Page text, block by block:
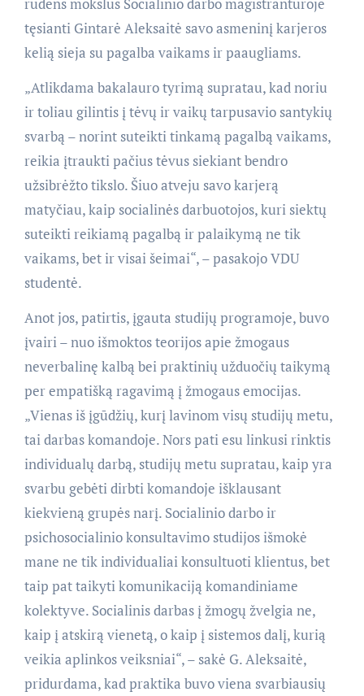
rudens mokslus Socialinio darbo magistrantūroje
tęsianti Gintarė Aleksaitė savo asmeninį karjeros
kelią sieja su pagalba vaikams ir paaugliams.
„Atlikdama bakalauro tyrimą supratau, kad noriu
ir toliau gilintis į tėvų ir vaikų tarpusavio santykių
svarbą – norint suteikti tinkamą pagalbą vaikams,
reikia įtraukti pačius tėvus siekiant bendro
užsibrėžto tikslo. Šiuo atveju savo karjerą
matyčiau, kaip socialinės darbuotojos, kuri siektų
suteikti reikiamą pagalbą ir palaikymą ne tik
vaikams, bet ir visai šeimai“, – pasakojo VDU
studentė.
Anot jos, patirtis, įgauta studijų programoje, buvo
įvairi – nuo išmoktos teorijos apie žmogaus
neverbalinę kalbą bei praktinių užduočių taikymą
per empatišką ragavimą į žmogaus emocijas.
„Vienas iš įgūdžių, kurį lavinom visų studijų metu,
tai darbas komandoje. Nors pati esu linkusi rinktis
individualų darbą, studijų metu supratau, kaip yra
svarbu gebėti dirbti komandoje išklausant
kiekvieną grupės narį. Socialinio darbo ir
psichosocialinio konsultavimo studijos išmokė
mane ne tik individualiai konsultuoti klientus, bet
taip pat taikyti komunikaciją komandiniame
kolektyve. Socialinis darbas į žmogų žvelgia ne,
kaip į atskirą vienetą, o kaip į sistemos dalį, kurią
veikia aplinkos veiksniai“, – sakė G. Aleksaitė,
pridurdama, kad praktika buvo viena svarbiausių